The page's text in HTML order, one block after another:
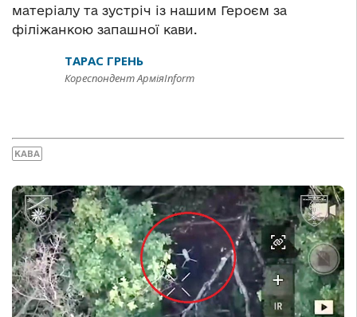
матеріалу та зустріч із нашим Героєм за
філіжанкою запашної кави.
ТАРАС ГРЕНЬ
Кореспондент АрміяInform
КАВА